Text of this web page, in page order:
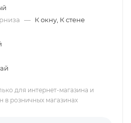
— К окну, К стене
для интернет-магазина и
в розничных магазинах